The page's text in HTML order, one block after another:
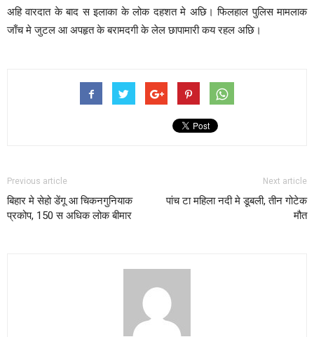
अहि वारदात के बाद स इलाका के लोक दहशत मे अछि। फिलहाल पुलिस मामलाक
जाँच मे जुटल आ अपहृत के बरामदगी के लेल छापामारी कय रहल अछि।
Previous article
बिहार मे सेहो डेंगू आ चिकनगुनियाक
प्रकोप, 150 स अधिक लोक बीमार
Next article
पांच टा महिला नदी मे डूबली, तीन गोटेक
मौत